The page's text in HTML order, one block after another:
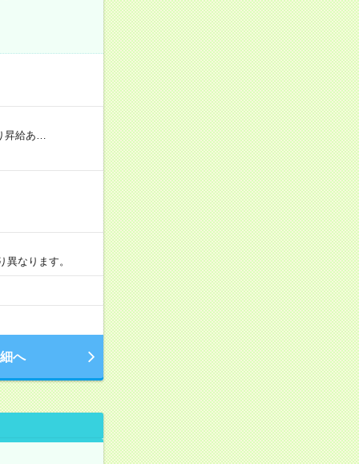
給あ…
なります。
へ